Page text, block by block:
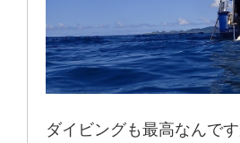
ダイビングも最高なんで